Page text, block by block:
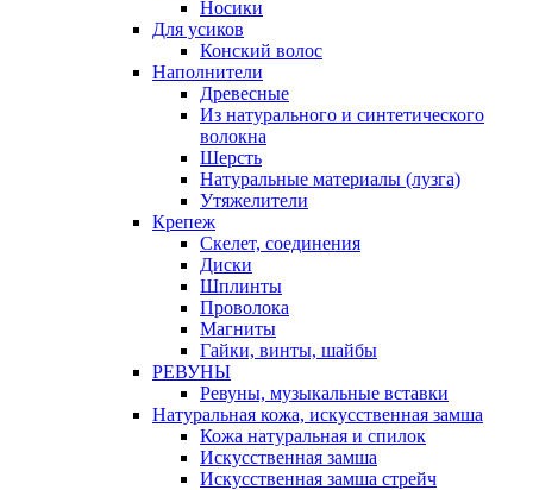
Носики
Для усиков
Конский волос
Наполнители
Древесные
Из натурального и синтетического
волокна
Шерсть
Натуральные материалы (лузга)
Утяжелители
Крепеж
Скелет, соединения
Диски
Шплинты
Проволока
Магниты
Гайки, винты, шайбы
РЕВУНЫ
Ревуны, музыкальные вставки
Натуральная кожа, искусственная замша
Кожа натуральная и спилок
Искусственная замша
Искусственная замша стрейч